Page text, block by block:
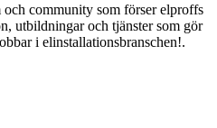
community som förser elproffs
utbildningar och tjänster som gör
i elinstallationsbranschen!.